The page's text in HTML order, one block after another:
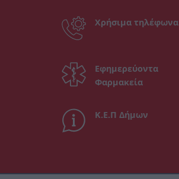
Χρήσιμα τηλέφωνα
Εφημερεύοντα
Φαρμακεία
Κ.Ε.Π Δήμων